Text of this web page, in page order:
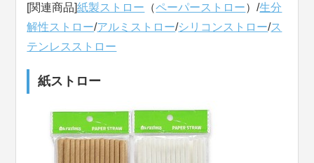
[関連商品]紙製ストロー （ペーパーストロー）/生分
解性ストロー/アルミストロー/シリコンストロー/ス
テンレスストロー
紙ストロー